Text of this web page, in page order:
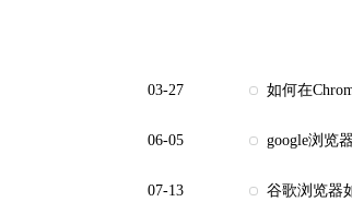
03-27 如何在
06-05 google浏览
07-13 谷歌浏览器